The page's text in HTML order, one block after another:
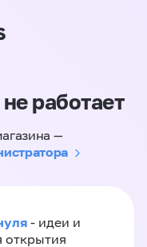
работает
—
- идеи и
открытия